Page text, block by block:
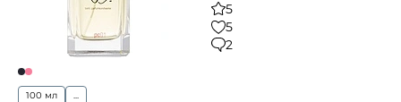
5
5
2
100 мл ...